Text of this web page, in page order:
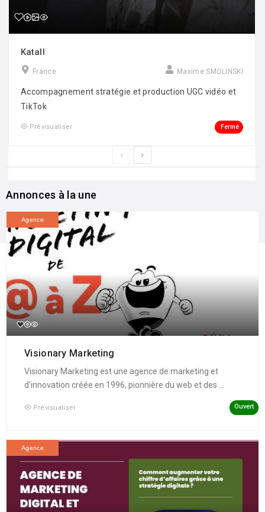
Katall
France Maxime SMOLINSKI
Accompagnement stratégie et production UGC vidéo et
TikTok
Prévisualiser Fermé
Annonces à la une
Agence
Visionary Marketing
Visionary Marketing est une agence de marketing et
d'innovation créée en 1996, pionnière du web et des ...
Prévisualiser Ouvert
Agence